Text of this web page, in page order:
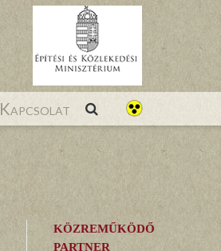
Kapcsolat
KÖZREMŰKÖDŐ
PARTNER